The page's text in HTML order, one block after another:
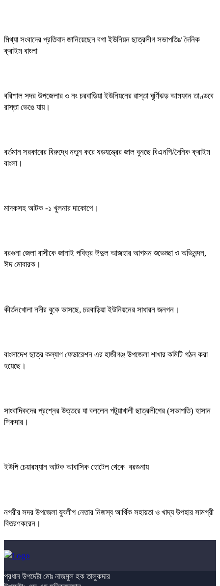
মিথ্যা সংবাদের প্রতিবাদ জানিয়েছেন বগা ইউনিয়ন ছাত্রলীগ সভাপতিঃ/ দৈনিক
ক্রাইম বাংলা
বরিশাল সদর উপজেলার ৩ নং চরবাড়িয়া ইউনিয়নের রাস্তা ঘূর্ণিঝড় আমফান তাণ্ডবে
রাস্তা ভেঙে যায়।
বর্তমান সরকারের বিরুদ্ধে নতুন করে ষড়যন্ত্রের জাল বুনছে বিএনপি/দৈনিক ক্রাইম
বাংলা।
মাদকসহ আটক -১ খুলনার দাকোপে।
বরগুনা জেলা বাসীকে জানাই পবিত্র ঈদুল আজহার আগমন শুভেচ্ছা ও অভিনন্দন,
ঈদ মোবারক।
কীর্তনখোলা নদীর বুকে ভাসছে, চরবাড়িয়া ইউনিয়নের সাধারন জনগন।
বাংলাদেশ ছাত্র কল্যাণ ফেডারেশন এর হাজীগঞ্জ উপজেলা শাখার কমিটি গঠন করা
হয়েছে।
সাংবাদিকদের প্রশ্নের উত্তরে যা বললেন পটুয়াখালী ছাত্রলীগের (সভাপতি) হাসান
শিকদার।
ইউপি চেয়ারম্যান আটক আবাসিক হোটেল থেকে বরগুনায়
নগরীর সদর উপজেলা যুবলীগ নেতার নিজস্ব আর্থিক সহায়তা ও খাদ্য উপহার সামগ্রী
বিতরণকরেন।
প্রধান উপদেষ্টা মোঃ নাজমুল হক তালুকদার